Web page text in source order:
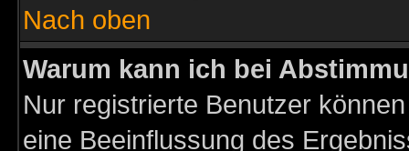
Nach oben
Warum kann ich bei
Nur registrierte Benutzer
eine Beeinflussung des